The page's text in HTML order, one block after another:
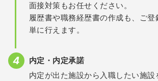
面接対策もお任せください。
履歴書や職務経歴書の作成も、ご登
単に行えます。
内定・内定承諾
内定が出た施設から入職したい施設